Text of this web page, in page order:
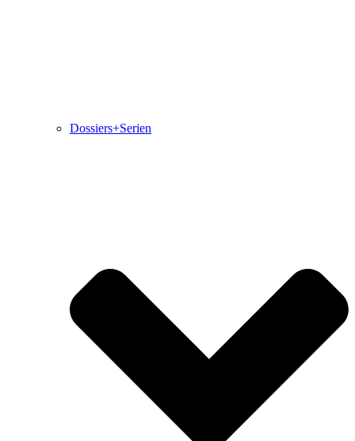
Dossiers+Serien